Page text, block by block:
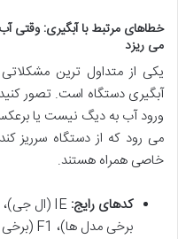
خطاهای مرتبط با آبگیری: وقتی
می ریزد
یکی از متداول ترین
آبگیری دستگاه است. تصور
ورود آب به دیگ نیست یا
می رود که از دستگاه سرریز
خاصی همراه هستند.
کدهای رایج:
برخی مدل ها)، F1 (برخی مدل ها)، E10 (برخی مدل ها).